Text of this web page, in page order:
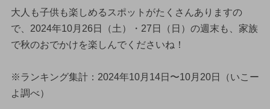
大人も子供も楽しめるスポットがたくさんありますの
で、2024年10月26日（土）・27日（日）の週末も、家族
で秋のおでかけを楽しんでくださいね！
※ランキング集計：2024年10月14日〜10月20日（いこー
よ調べ）